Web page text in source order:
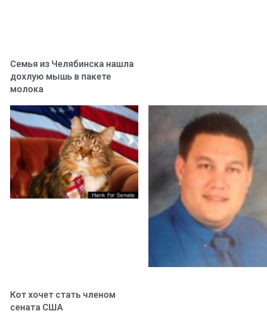
Семья из Челябинска нашла
дохлую мышь в пакете
молока
Кот хочет стать членом
сената США